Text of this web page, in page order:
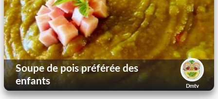
Dmtv
Soupe de pois préférée des
enfants